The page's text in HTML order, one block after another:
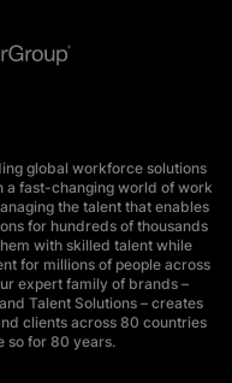
global workforce solutions
a fast-changing world of work
the talent that enables
for hundreds of thousands
with skilled talent while
for millions of people across
expert family of brands –
Talent Solutions – creates
clients across 80 countries
so for 80 years.